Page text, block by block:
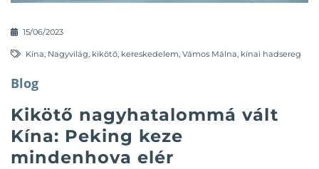
15/06/2023
Kína, Nagyvilág, kikötő, kereskedelem, Vámos Málna, kínai hadsereg
Blog
Kikötő nagyhatalommá vált
Kína: Peking keze
mindenhova elér